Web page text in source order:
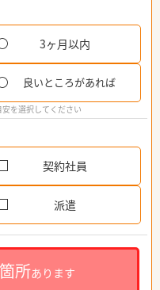
3ヶ月以内
良いところがあれば
を選択してください
契約社員
派遣
所あります